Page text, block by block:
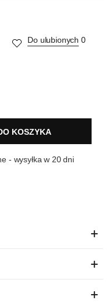
Do ulubionych 0
KOSZYKA
- wysyłka w 20 dni